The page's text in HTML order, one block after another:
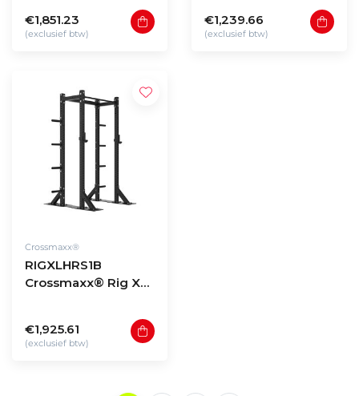
€1,851.23
(exclusief btw)
€1,239.66
(exclusief btw)
Crossmaxx®
RIGXLHRS1B
Crossmaxx® Rig XL
€1,925.61
(exclusief btw)